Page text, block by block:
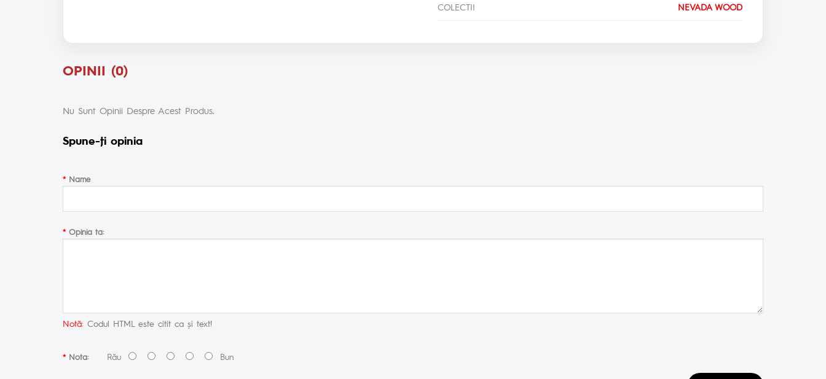
COLECTII NEVADA WOOD
OPINII (0)
Nu Sunt Opinii Despre Acest Produs.
Spune-ţi opinia
Name
Opinia ta:
Notă: Codul HTML este citit ca şi text!
Nota:Rău Bun